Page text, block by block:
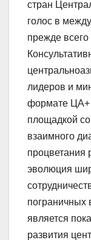
стран
голос в
прежде
лидеров и
формате ЦА+
площадкой
взаимного
процветания
эволюция
пограничных
является
развития